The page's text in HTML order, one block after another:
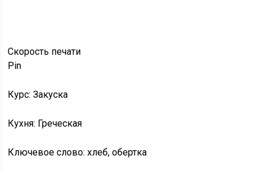
Скорость печати
Pin
Курс: Закуска
Кухня: Греческая
Ключевое слово: хлеб, обертка